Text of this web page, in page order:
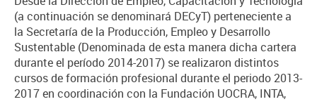
(a continuación se denominará DECyT) perteneciente a
la Secretaría de la Producción, Empleo y Desarrollo
Sustentable (Denominada de esta manera dicha cartera
durante el período 2014-2017) se realizaron distintos
cursos de formación profesional durante el periodo 2013-
2017 en coordinación con la Fundación UOCRA, INTA,